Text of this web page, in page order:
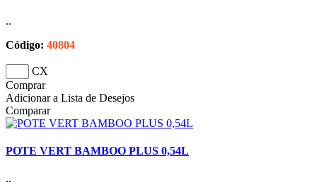
..
Código: 40804
CX
Comprar
Adicionar a Lista de Desejos
Comparar
POTE VERT BAMBOO PLUS 0,54L
..